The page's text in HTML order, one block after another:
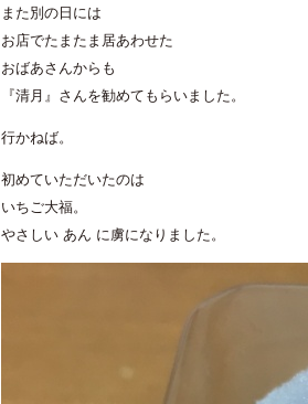
また別の日には
お店でたまたま居あわせた
おばあさんからも
『清月』さんを勧めてもらいました。
行かねば。
初めていただいたのは
いちご大福。
やさしい あん に虜になりました。